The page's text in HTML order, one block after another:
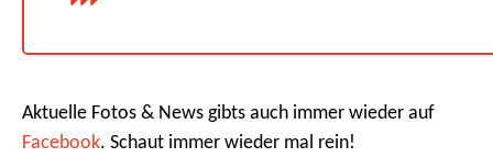
Aktuelle Fotos & News gibts auch immer wieder auf
Facebook. Schaut immer wieder mal rein!